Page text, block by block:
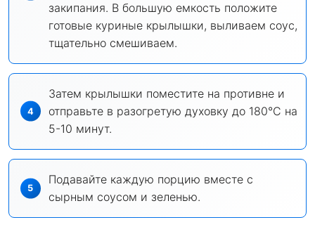
закипания. В большую емкость положите
готовые куриные крылышки, выливаем соус,
тщательно смешиваем.
Затем крылышки поместите на противне и
отправьте в разогретую духовку до 180°C на
5-10 минут.
Подавайте каждую порцию вместе с
сырным соусом и зеленью.